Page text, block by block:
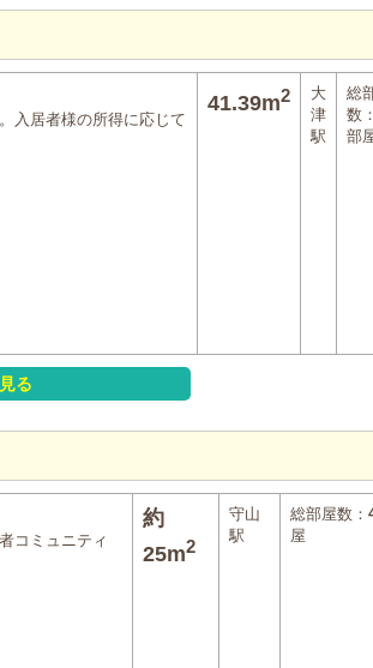
入居者様の所得に応じて
41.39m2
大
津
駅
総
数
部
る
コミュニティ
約
25m2
守山
駅
総部屋数：
屋